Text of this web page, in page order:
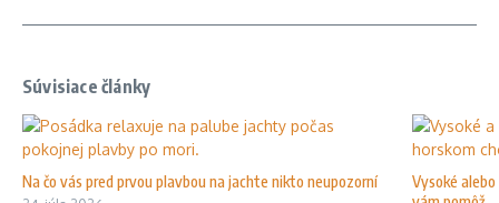
Súvisiace články
Na čo vás pred prvou plavbou na jachte nikto neupozorní
Vysoké